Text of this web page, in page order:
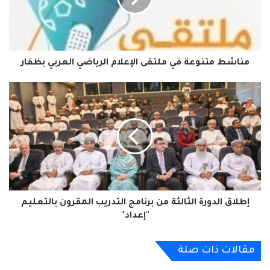
بظفار
مناشط متنوعة في ملتقى الإعلام الرياضي العربي بظفار
إطلاق
الدورة
الثالثة
من
برنامج
التدريب
المقرون
بالتعليم
"إعداد"
إطلاق الدورة الثالثة من برنامج التدريب المقرون بالتعليم
"إعداد"
مقالات ذات صلة